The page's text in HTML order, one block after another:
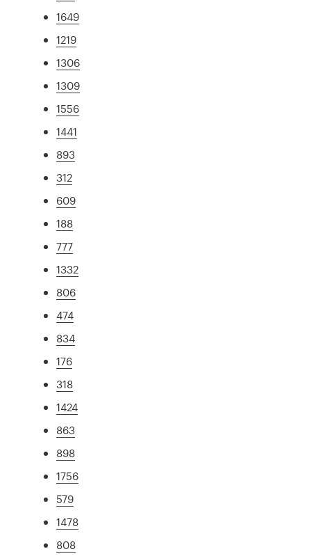
1649
1219
1306
1309
1556
1441
893
312
609
188
777
1332
806
474
834
176
318
1424
863
898
1756
579
1478
808